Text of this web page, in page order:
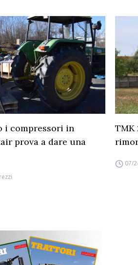
i compressori in
prova a dare una
TMK
07/